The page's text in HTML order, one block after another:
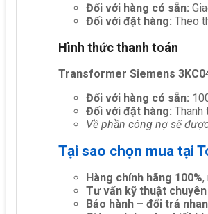
Đối với hàng có sẵn:
Đối với đặt hàng: Theo
Hình thức thanh toán
Transformer Siemens
Đối với hàng có sẵn:
Đối với đặt hàng: Thanh
Về phần công nợ sẽ
Tại sao chọn mua tại
Hàng chính hãng 100%,
Tư vấn kỹ thuật
Bảo hành – đổi trả